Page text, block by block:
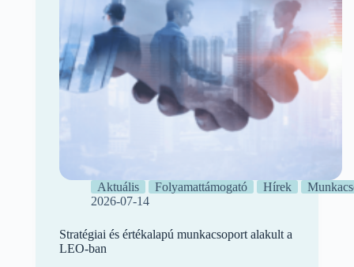
Aktuális Folyamattámogató Hírek
2026-07-14
Stratégiai és értékalapú munkacsoport alakult a
LEO-ban